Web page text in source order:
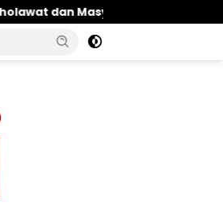
Pantau Budidaya Lele di